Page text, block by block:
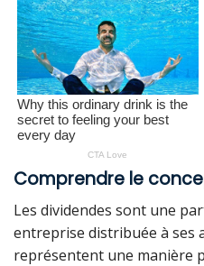
Comprendre le
Les dividendes sont une
entreprise distribuée à ses
représentent une manière